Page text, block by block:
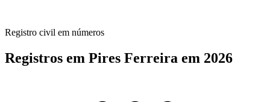
Registro civil em números
Registros em Pires Ferreira em 2026